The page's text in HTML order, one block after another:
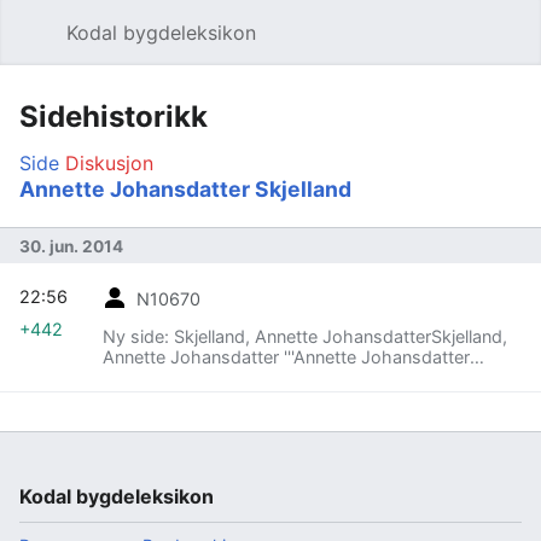
Kodal bygdeleksikon
Sidehistorikk
Side Diskusjon
Annette Johansdatter Skjelland
30. jun. 2014
N10670
Ny side: Skjelland, Annette JohansdatterSkjelland,
Annette Johansdatter '''Annette Johansdatter
22:56
+442
Kodal bygdeleksikon